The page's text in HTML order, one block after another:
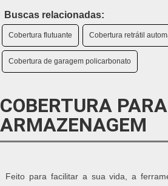
Buscas relacionadas:
Cobertura flutuante Cobertura retrátil
Cobertura de garagem policarbonato
COBERTURA PARA
ARMAZENAGEM
Feito para facilitar a sua vida, a